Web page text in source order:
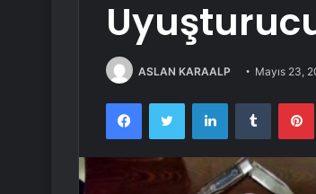
ASLAN KARAALP Mayıs 23,
FacebookTwitter LinkedInTumblr